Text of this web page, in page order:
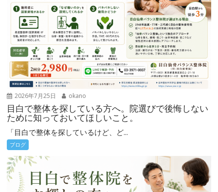
2026年7月25日 okano
目白で整体を探している方へ。院選びで後悔しない
ために知っておいてほしいこと。
「目白で整体を探しているけど、ど...
ブログ